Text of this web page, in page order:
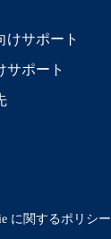
けサポート
サポート
に関するポリシー